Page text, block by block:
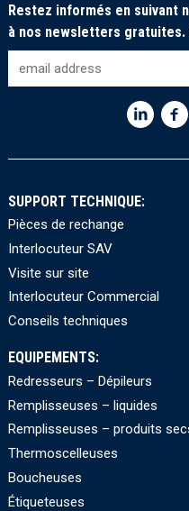
Restez informés en suivant
à nos newsletters gratuites.
SUPPORT TECHNIQUE:
Pièces de rechange
Interlocuteur SAV
Visite sur site
Interlocuteur Commercial
Conseils techniques
EQUIPEMENTS:
Redresseurs – Dépileurs
Remplisseuses – liquides
Remplisseuses – produits
Thermoscelleuses
Boucheuses
Étiqueteuses